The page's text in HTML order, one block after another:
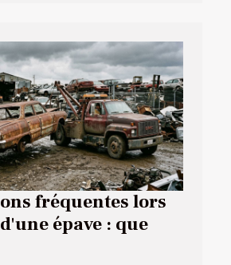
fréquentes lors
épave : que